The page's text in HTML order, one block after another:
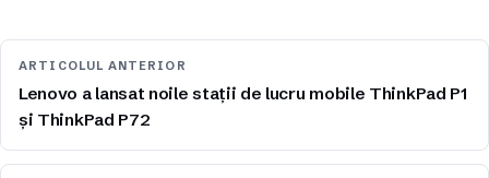
ARTICOLUL ANTERIOR
Lenovo a lansat noile stații de lucru mobile ThinkPad P1
și ThinkPad P72